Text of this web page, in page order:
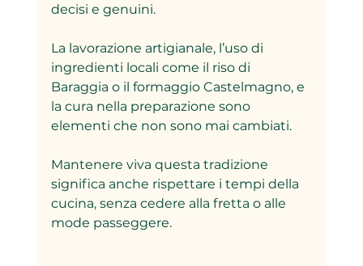
decisi e genuini.
La lavorazione artigianale, l’uso di
ingredienti locali come il riso di
Baraggia o il formaggio Castelmagno, e
la cura nella preparazione sono
elementi che non sono mai cambiati.
Mantenere viva questa tradizione
significa anche rispettare i tempi della
cucina, senza cedere alla fretta o alle
mode passeggere.